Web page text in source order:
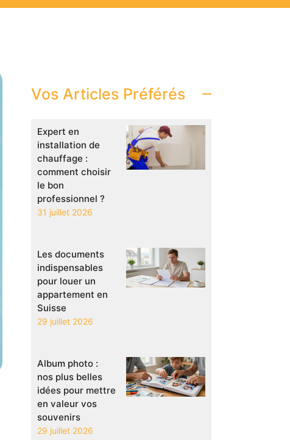
Vos Articles Préférés
Expert en
installation de
chauffage :
comment choisir
le bon
professionnel ?
31 juillet 2026
Les documents
indispensables
pour louer un
appartement en
Suisse
29 juillet 2026
Album photo :
nos plus belles
idées pour mettre
en valeur vos
souvenirs
29 juillet 2026